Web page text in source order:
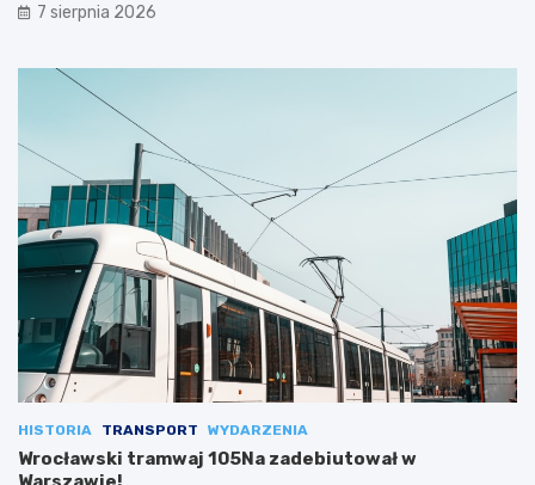
7 sierpnia 2026
HISTORIA TRANSPORT WYDARZENIA
Wrocławski tramwaj 105Na zadebiutował w